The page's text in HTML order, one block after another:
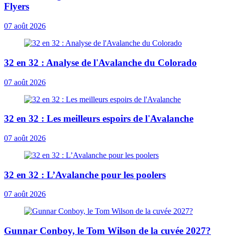
Flyers
07 août 2026
32 en 32 : Analyse de l'Avalanche du Colorado
07 août 2026
32 en 32 : Les meilleurs espoirs de l'Avalanche
07 août 2026
32 en 32 : L’Avalanche pour les poolers
07 août 2026
Gunnar Conboy, le Tom Wilson de la cuvée 2027?